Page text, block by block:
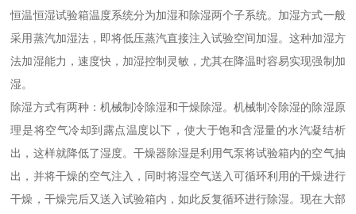
恒温恒湿试验箱温度系统分为加湿和除湿两个子系统。加湿方式一般
采用蒸汽加湿法，即将低压蒸汽直接注入试验空间加湿。这种加湿方
法加湿能力，速度快，加湿控制灵敏，尤其在降温时容易实现强制加
湿。
除湿方式有两种：机械制冷除湿和干燥除湿。机械制冷除湿的除湿原
理是将空气冷却到露点温度以下，使大于饱和含湿量的水汽凝结析
出，这样就降低了湿度。干燥器除湿是利用气泵将试验箱内的空气抽
出，并将干燥的空气注入，同时将湿空气送入可循环利用的干燥进行
干燥，干燥完后又送入试验箱内，如此反复循环进行除湿。现在大部